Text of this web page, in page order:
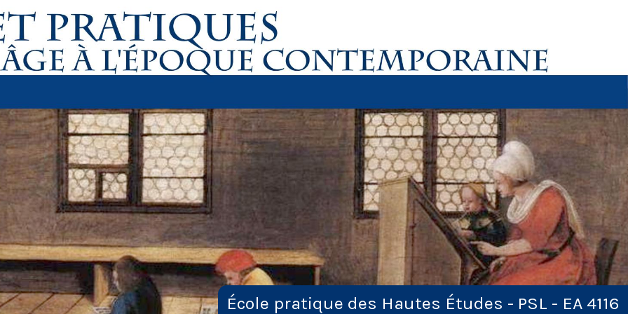
École pratique des Hautes Études - PSL - EA 4116